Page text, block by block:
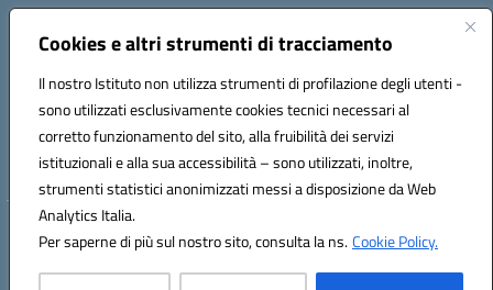
Cookies e altri strumenti di tracciamento
Il nostro Istituto non utilizza strumenti di profilazione degli utenti -
sono utilizzati esclusivamente cookies tecnici necessari al
corretto funzionamento del sito, alla fruibilità dei servizi
istituzionali e alla sua accessibilità – sono utilizzati, inoltre,
strumenti statistici anonimizzati messi a disposizione da Web
Analytics Italia.
Per saperne di più sul nostro sito, consulta la ns.Cookie Policy.
Indirizzo:
Centralino:0994722507 Email:TAIC873006@istruzione.it
Codice fiscale: 90279480736
Codice meccanografico:
TAIC873006
Codice unico di fatturazione (CUF): 488XBQ
Hosting & Powered by 3D Solution S.r.l.
Concept & Design by Designers Italia